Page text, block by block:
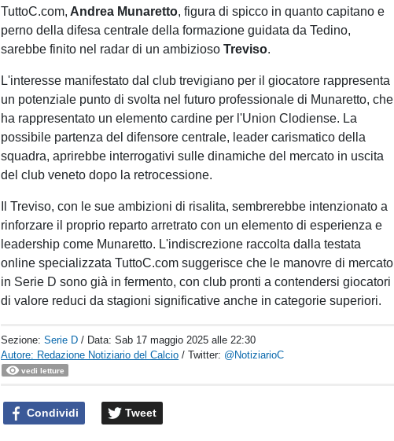
TuttoC.com, Andrea Munaretto, figura di spicco in quanto capitano e
perno della difesa centrale della formazione guidata da Tedino,
sarebbe finito nel radar di un ambiziosoTreviso.
L'interesse manifestato dal club trevigiano per il giocatore rappresenta
un potenziale punto di svolta nel futuro professionale di Munaretto, che
ha rappresentato un elemento cardine per l'Union Clodiense. La
possibile partenza del difensore centrale, leader carismatico della
squadra, aprirebbe interrogativi sulle dinamiche del mercato in uscita
del club veneto dopo la retrocessione.
Il Treviso, con le sue ambizioni di risalita, sembrerebbe intenzionato a
rinforzare il proprio reparto arretrato con un elemento di esperienza e
leadership come Munaretto. L'indiscrezione raccolta dalla testata
online specializzata TuttoC.com suggerisce che le manovre di mercato
in Serie D sono già in fermento, con club pronti a contendersi giocatori
di valore reduci da stagioni significative anche in categorie superiori.
Sezione:Serie D / Data:Sab 17 maggio 2025 alle 22:30
Autore: Redazione Notiziario del Calcio / Twitter: @NotiziarioC
vedi letture
Condividi Tweet